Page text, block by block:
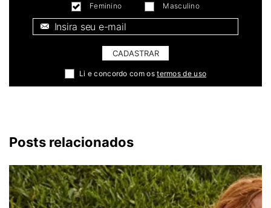
Feminino Masculino
CADASTRAR
Li e concordo com ostermos de uso
Posts relacionados